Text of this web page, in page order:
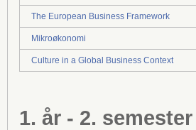
The European Business Framework
Mikroøkonomi
Culture in a Global Business Context
1. år - 2. semester